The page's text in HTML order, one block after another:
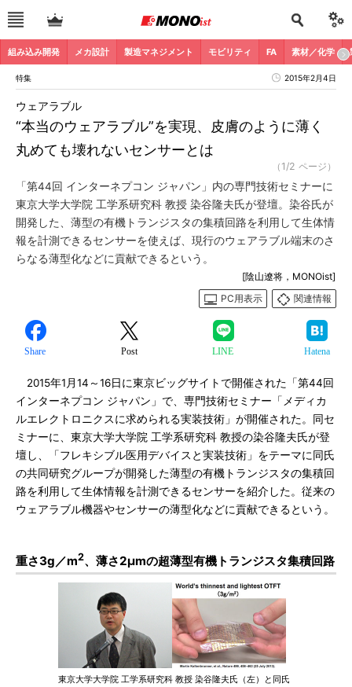
組み込み開発 メカ設計 製造マネジメント モビリティ FA 素材／化学
特集 2015年2月4日
“本当のウェアラブル”を実現、皮膚のように薄く
丸めても壊れないセンサーとは
ウェアラブル
（1/2 ページ）
「第44回 インターネプコン ジャパン」内の専門技術セミナーに
東京大学大学院 工学系研究科 教授 染谷隆夫氏が登壇。染谷氏が
開発した、薄型の有機トランジスタの集積回路を利用して生体情
報を計測できるセンサーを使えば、現行のウェアラブル端末のさ
らなる薄型化などに貢献できるという。
[陰山遼将，MONOist]
PC用表示
関連情報
Share Post LINE Hatena
2015年1月14～16日に東京ビッグサイトで開催された「第44回
インターネプコン ジャパン」で、専門技術セミナー「メディカ
ルエレクトロニクスに求められる実装技術」が開催された。同セ
ミナーに、東京大学大学院 工学系研究科 教授の染谷隆夫氏が登
壇し、「フレキシブル医用デバイスと実装技術」をテーマに同氏
の共同研究グループが開発した薄型の有機トランジスタの集積回
路を利用して生体情報を計測できるセンサーを紹介した。従来の
ウェアラブル機器やセンサーの薄型化などに貢献できるという。
重さ3g／m2、薄さ2μmの超薄型有機トランジスタ集積回路
東京大学大学院 工学系研究科 教授 染谷隆夫氏（左）と同氏